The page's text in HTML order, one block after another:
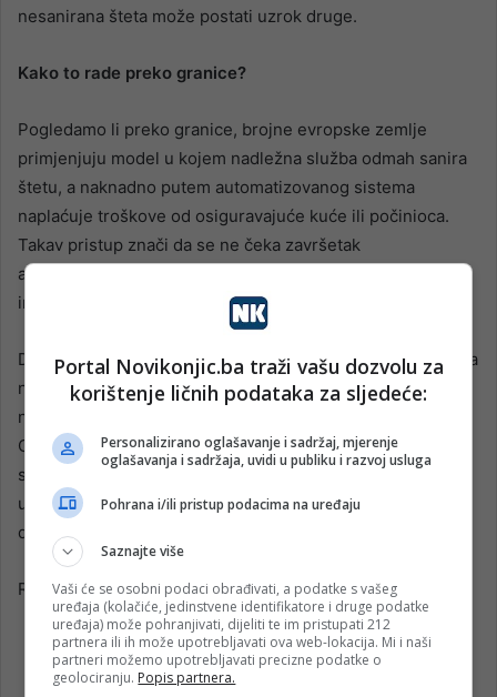
nesanirana šteta može postati uzrok druge.
Kako to rade preko granice?
Pogledamo li preko granice, brojne evropske zemlje
primjenjuju model u kojem nadležna služba odmah sanira
štetu, a naknadno putem automatizovanog sistema
naplaćuje troškove od osiguravajuće kuće ili počinioca.
Takav pristup znači da se ne čeka završetak
administrativnih procedura kako bi ponovo dobili sigurnu
infrastrukturu.
Da zakljčimo. U Bosni i Hercegovini uništena javna imovina
nakon “sudara” u većini slučajeva nije posljedica
nedostatka zakona, već njihove spore primjene.
Odgovornost vozača za nastalu štetu uglavnom nije
sporna, ali dok institucije, osiguravajuće kuće i oni koji
upravljaju infrastrukturom međusobno razmjenjuju
dokumentaciju, posljedice ostaju na ulicama.
Ružno! Opasno!
Portal Novikonjic.ba traži vašu dozvolu za
korištenje ličnih podataka za sljedeće:
Personalizirano oglašavanje i sadržaj, mjerenje
oglašavanja i sadržaja, uvidi u publiku i razvoj usluga
Pohrana i/ili pristup podacima na uređaju
Saznajte više
Vaši će se osobni podaci obrađivati, a podatke s vašeg
uređaja (kolačiće, jedinstvene identifikatore i druge podatke
uređaja) može pohranjivati, dijeliti te im pristupati 212
partnera ili ih može upotrebljavati ova web-lokacija. Mi i naši
partneri možemo upotrebljavati precizne podatke o
geolociranju. Popis partnera.